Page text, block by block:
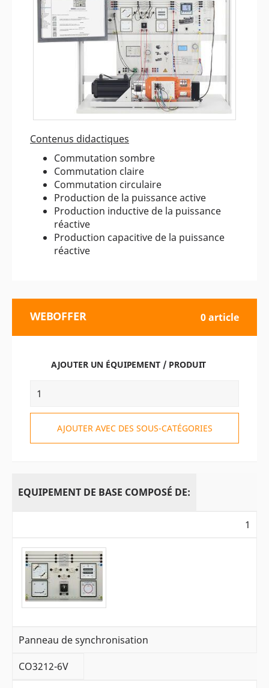
Contenus didactiques
Commutation sombre
Commutation claire
Commutation circulaire
Production de la puissance active
Production inductive de la puissance
réactive
Production capacitive de la puissance
réactive
WEBOFFER 0 article
AJOUTER UN ÉQUIPEMENT / PRODUIT
AJOUTER AVEC DES SOUS-CATÉGORIES
EQUIPEMENT DE BASE COMPOSÉ DE:
1
Panneau de synchronisation
CO3212-6V